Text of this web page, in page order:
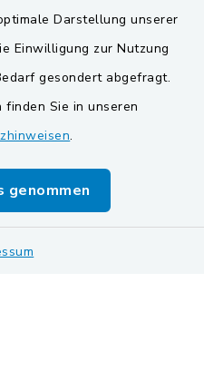
Darstellung unserer
Einwilligung zur Nutzung
gesondert abgefragt.
Sie in unseren
.
genommen